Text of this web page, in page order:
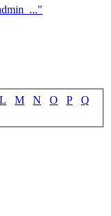
L M N O P
Q